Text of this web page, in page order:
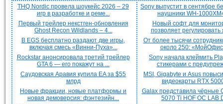
THQ Nordic провела шоукейс 2026 – 29
игр в разработке и реме...
Первый трейлер некстген-обновления
Ghost Recon Wildlands – 4...
В EGS бесплатно раздают две игры,
включая смесь «Винни-Пуха»...
Rockstar анонсировала третий трейлер
GTA 6 — его покажут на ...
Саудовская Аравия купила EA за $55
млрд
Новые фракции, новые платформы и
новая демоверсия: фэнтезийн...
Sony выпустит в сентябре
наушники WH-
Новый софт для
позволяет регулировать
От более тысячи
около 250:
Sony начала клеймить
стикерами с
MSI, Gigabyte и Asus
видеокарты RTX
Galax представила чёрные
5070 Ti HOF OC LAB